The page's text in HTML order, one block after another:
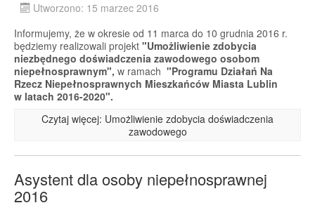
Utworzono: 15 marzec 2016
Informujemy, że w okresie od 11 marca do 10 grudnia 2016 r.
będziemy realizowali projekt "Umożliwienie zdobycia
niezbędnego doświadczenia zawodowego osobom
niepełnosprawnym", w ramach "Programu Działań Na
Rzecz Niepełnosprawnych Mieszkańców Miasta Lublin
w latach 2016-2020".
Czytaj więcej: Umożliwienie zdobycia doświadczenia
zawodowego
Asystent dla osoby niepełnosprawnej
2016